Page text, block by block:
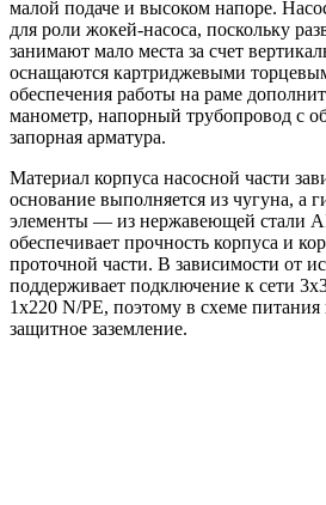
малой подаче и высоком напоре.
для роли жокей-насоса, поскольку
занимают мало места за счет
оснащаются картриджевыми
обеспечения работы на раме
манометр, напорный трубопровод с
запорная арматура.
Материал корпуса насосной части
основание выполняется из чугуна, а
элементы — из нержавеющей стали
обеспечивает прочность корпуса и
проточной части. В зависимости от
поддерживает подключение к сети
1x220 N/PE, поэтому в схеме питания
защитное заземление.